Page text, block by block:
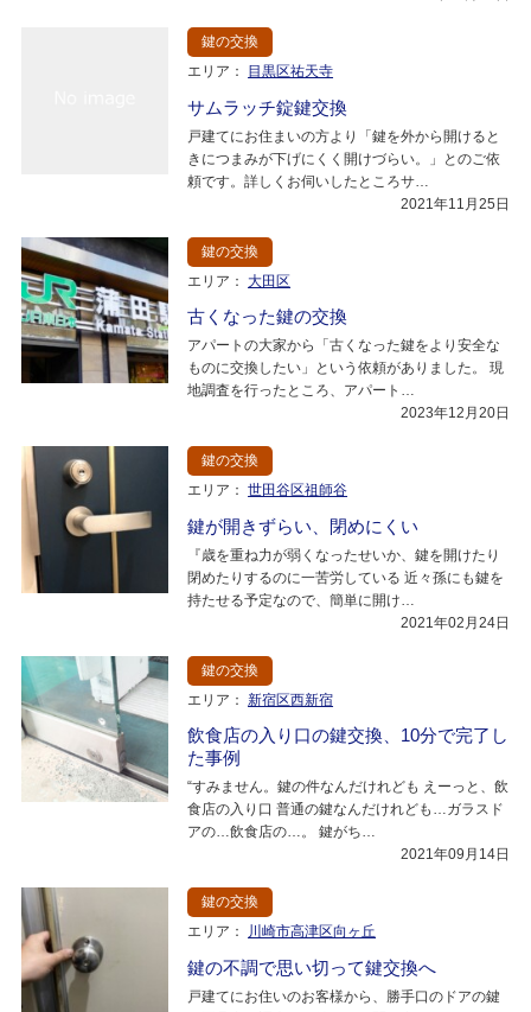
鍵の交換
エリア：
目黒区祐天寺
サムラッチ錠鍵交換
戸建てにお住まいの方より「鍵を外から開けると
きにつまみが下げにくく開けづらい。」とのご依
頼です。詳しくお伺いしたところサ…
2021年11月25日
鍵の交換
エリア： 大田区
古くなった鍵の交換
アパートの大家から「古くなった鍵をより安全な
ものに交換したい」という依頼がありました。 現
地調査を行ったところ、アパート…
2023年12月20日
鍵の交換
エリア： 世田谷区祖師谷
鍵が開きずらい、閉めにくい
『歳を重ね力が弱くなったせいか、鍵を開けたり
閉めたりするのに一苦労している 近々孫にも鍵を
持たせる予定なので、簡単に開け…
2021年02月24日
鍵の交換
エリア： 新宿区西新宿
飲食店の入り口の鍵交換、10分で完了し
た事例
“すみません。鍵の件なんだけれども えーっと、飲
食店の入り口 普通の鍵なんだけれども…ガラスド
アの…飲食店の…。 鍵がち…
2021年09月14日
鍵の交換
エリア：
川崎市高津区向ヶ丘
鍵の不調で思い切って鍵交換へ
戸建てにお住いのお客様から、勝手口のドアの鍵